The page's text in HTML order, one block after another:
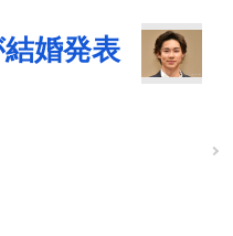
婚発表